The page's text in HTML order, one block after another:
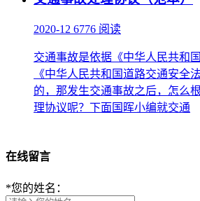
2020-12 6776 阅读
交通事故是依据《中华人民共和
《中华人民共和国道路交通安全
的，那发生交通事故之后，怎么
理协议呢？下面国晖小编就交通
在线留言
*您的姓名：